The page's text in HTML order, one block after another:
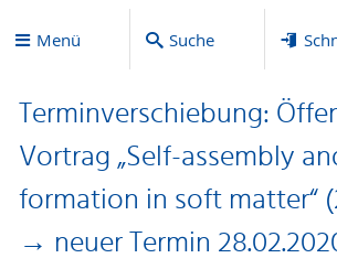
Menü Suche
Terminverschiebung:
Vortrag „Self-assembly
formation in soft matter“
→ neuer Termin